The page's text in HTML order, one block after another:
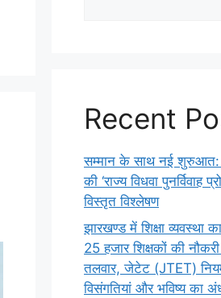
Recent
सम्मान के साथ नई शुरुआत:
की ‘राज्य विधवा पुनर्विवाह
विस्तृत विश्लेषण
झारखण्ड में शिक्षा व्यवस्था
25 हजार शिक्षकों की
तलवार, जेटेट (JTET)
विसंगतियां और भविष्य का